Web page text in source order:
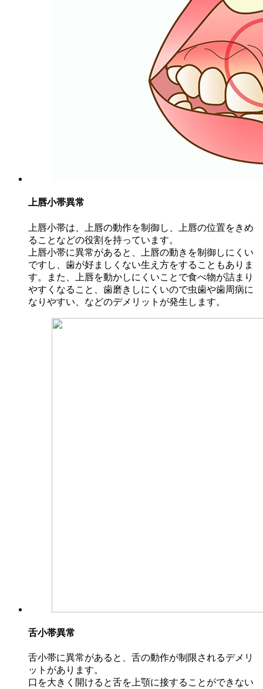
上唇小帯異常
上唇小帯は、上唇の動作を制御し、上唇の位置をきめ
ることなどの役割を持っています。
上唇小帯に異常があると、上唇の動きを制御しにくい
ですし、歯が好ましくない生え方をすることもありま
す。また、上唇を動かしにくいことで食べ物が詰まり
やすくなること、歯磨きしにくいので虫歯や歯周病に
なりやすい、などのデメリットが発生します。
舌小帯異常
舌小帯に異常があると、舌の動作が制限されるデメリ
ットがあります。
口を大きく開けると舌を上顎に接することができない